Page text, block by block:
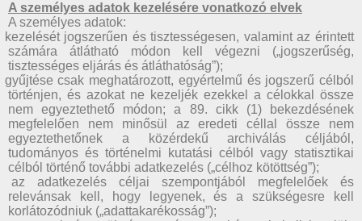
A személyes adatok kezelésére vonatkozó elvek
A személyes adatok:
kezelését jogszerűen és tisztességesen, valamint az érintett
számára átlátható módon kell végezni („jogszerűség,
tisztességes eljárás és átláthatóság”);
gyűjtése csak meghatározott, egyértelmű és jogszerű célból
történjen, és azokat ne kezeljék ezekkel a célokkal össze
nem egyeztethető módon; a 89. cikk (1) bekezdésének
megfelelően nem minősül az eredeti céllal össze nem
egyeztethetőnek a közérdekű archiválás céljából,
tudományos és történelmi kutatási célból vagy statisztikai
célból történő további adatkezelés („célhoz kötöttség”);
az adatkezelés céljai szempontjából megfelelőek és
relevánsak kell, hogy legyenek, és a szükségesre kell
korlátozódniuk („adattakarékosság”);